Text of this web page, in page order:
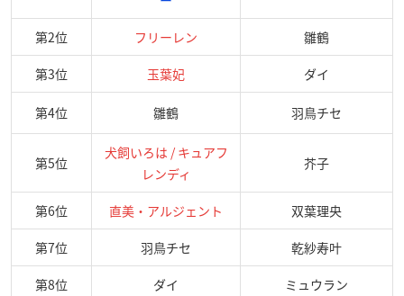
第2位 フリーレン 雛鶴
第3位 玉葉妃 ダイ
第4位 雛鶴 羽鳥チセ
第5位
犬飼いろは / キュアフ
レンディ
芥子
第6位 直美・アルジェント 双葉理央
第7位 羽鳥チセ 乾紗寿叶
第8位 ダイ ミュウラン